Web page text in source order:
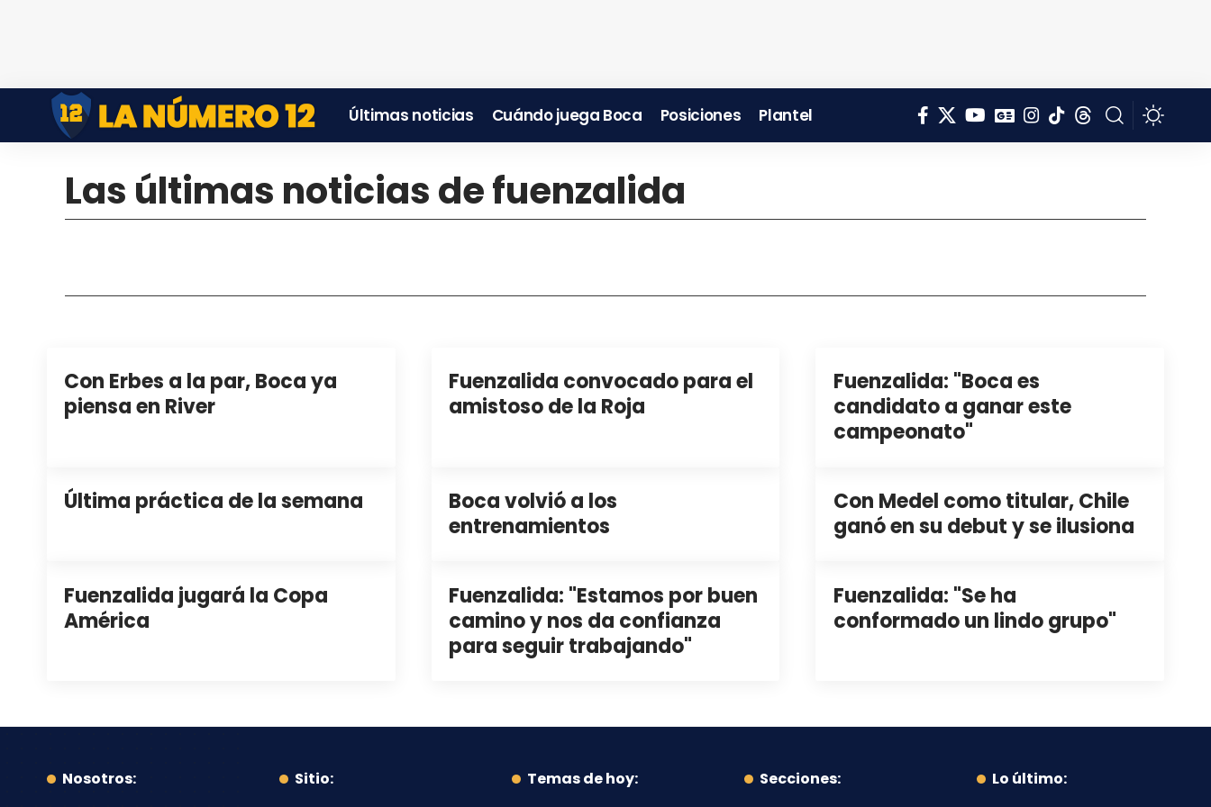
Últimas noticias Cuándo juega Boca Posiciones Plantel
Las últimas noticias de fuenzalida
Con Erbes a la par, Boca ya
piensa en River
Fuenzalida convocado para el
amistoso de la Roja
Fuenzalida: "Boca es
candidato a ganar este
campeonato"
Última práctica de la semana
Boca volvió a los
entrenamientos
Con Medel como titular, Chile
ganó en su debut y se ilusiona
Fuenzalida jugará la Copa
América
Fuenzalida: "Estamos por buen
camino y nos da confianza
para seguir trabajando"
Fuenzalida: "Se ha
conformado un lindo grupo"
Nosotros:
Sitio: Temas de hoy: Secciones: Lo último: